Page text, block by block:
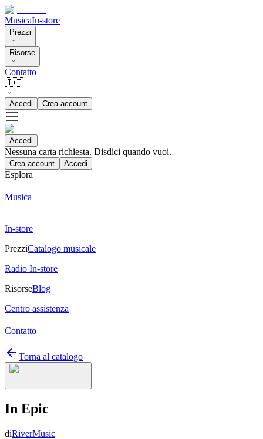
MusicaIn-store
Prezzi
Risorse
Contatto
🇮🇹
Accedi Crea account
Accedi
Nessuna carta richiesta. Disdici quando vuoi.
Crea account Accedi
Esplora
Musica
In-store
PrezziCatalogo musicale
Radio In-store
RisorseBlog
Centro assistenza
Contatto
Torna al catalogo
In Epic
diRiverMusic